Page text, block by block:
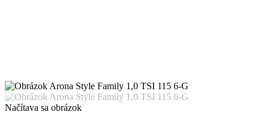
Načítava sa obrázok